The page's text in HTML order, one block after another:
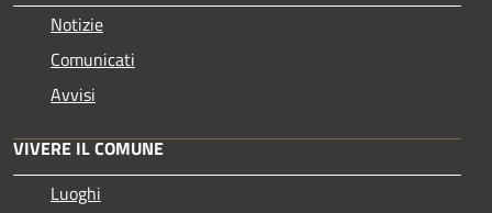
Notizie
Comunicati
Avvisi
VIVERE IL COMUNE
Luoghi